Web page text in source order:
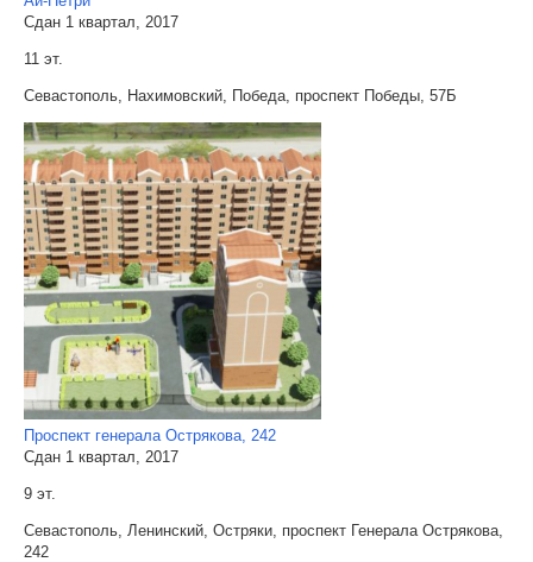
Сдан 1 квартал, 2017
11 эт.
Севастополь, Нахимовский, Победа, проспект Победы, 57Б
Проспект генерала Острякова, 242
Сдан 1 квартал, 2017
9 эт.
Севастополь, Ленинский, Остряки, проспект Генерала Острякова,
242